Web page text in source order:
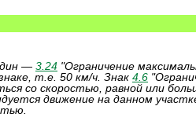
— 3.24 "Ограничение
т.е. 50 км/ч. Знак 4.6
со скоростью, равной или
движение на данном